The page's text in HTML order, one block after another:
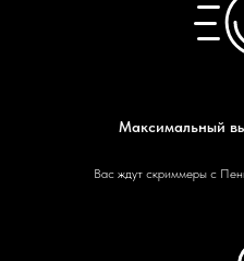
Максимальный
Вас ждут скриммеры с